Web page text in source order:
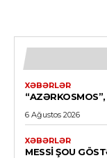
XƏBƏRLƏR
6 Ağustos 2026
XƏBƏRLƏR
MESSI ŞOU